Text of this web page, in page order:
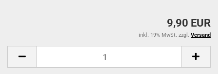
9,90 EUR
inkl. 19% MwSt. zzgl. Versand